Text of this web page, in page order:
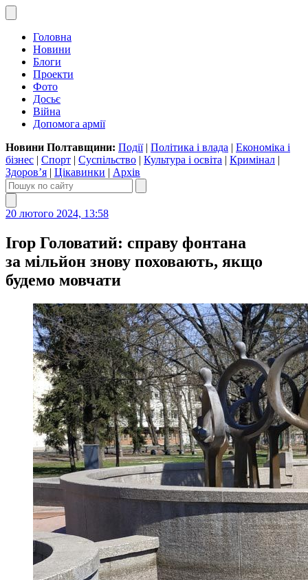
Головна
Новини
Блоги
Проекти
Фото
Досьє
Війна
Допомога армії
Новини Полтавщини: Події| Політика і влада | Економіка і
бізнес | Спорт | Суспільство | Культура і освіта | Кримінал |
Здоров’я | Цікавинки | Архів
20 лютого 2024, 13:58
Ігор Головатий: справу фонтана
за мільйон знову поховають, якщо
будемо мовчати